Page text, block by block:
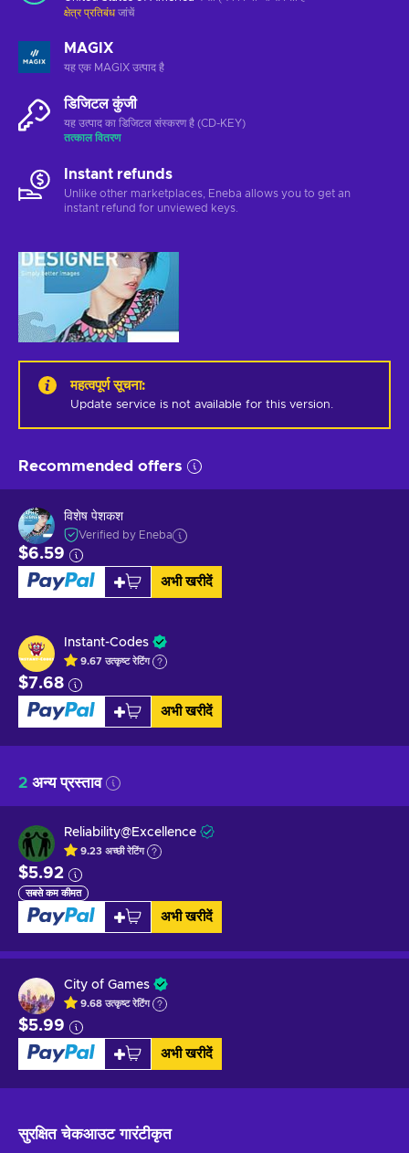
क्षेत्र प्रतिबंध जांचें
MAGIX
यह एक MAGIX उत्पाद है
डिजिटल कुंजी
यह उत्पाद का डिजिटल संस्करण है (CD-KEY)
तत्काल वितरण
Instant refunds
Unlike other marketplaces, Eneba allows you to get an
instant refund for unviewed keys.
महत्वपूर्ण सूचना:
Update service is not available for this version.
Recommended offers
विशेष पेशकश
Verified by Eneba
$6.59
अभी खरीदें
Instant-Codes
9.67 उत्कृष्टरेटिंग
$7.68
अभी खरीदें
2 अन्य प्रस्ताव
Reliability@Excellence
9.23 अच्छीरेटिंग
$5.92
सबसे कम कीमत
अभी खरीदें
City of Games
9.68 उत्कृष्टरेटिंग
$5.99
अभी खरीदें
सुरक्षित चेकआउटगारंटीकृत